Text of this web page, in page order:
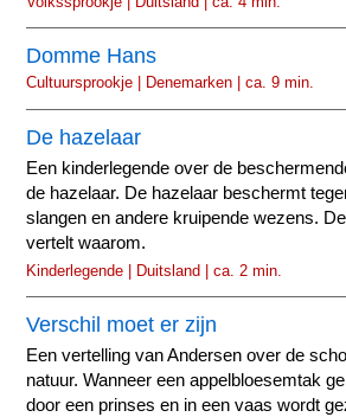
Domme Hans
Cultuursprookje | Denemarken | ca. 9 min.
De hazelaar
Een kinderlegende over de
de hazelaar. De hazelaar beschermt
slangen en andere kruipende wezens.
vertelt waarom.
Kinderlegende | Duitsland | ca. 2 min.
Verschil moet er zijn
Een vertelling van Andersen over de
natuur. Wanneer een appelbloesemtak
door een prinses en in een vaas wordt